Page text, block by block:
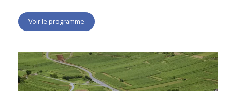
Voir le programme